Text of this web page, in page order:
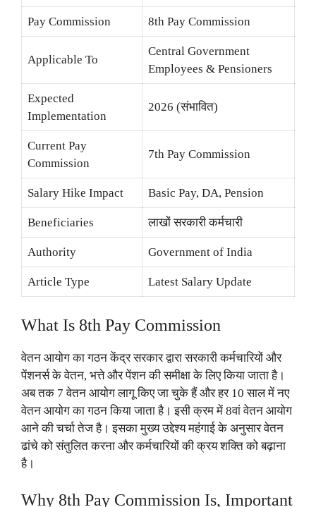
Pay Commission 8th Pay Commission
Applicable To
Central Government
Employees & Pensioners
Expected
Implementation
2026 (संभावित)
Current Pay
Commission
7th Pay Commission
Salary Hike Impact Basic Pay, DA, Pension
Beneficiaries लाखों सरकारी कर्मचारी
Authority Government of India
Article Type Latest Salary Update
What Is 8th Pay Commission
वेतन आयोग का गठन केंद्र सरकार द्वारा सरकारी कर्मचारियों और
पेंशनर्स के वेतन, भत्ते और पेंशन की समीक्षा के लिए किया जाता है।
अब तक 7 वेतन आयोग लागू किए जा चुके हैं और हर 10 साल में नए
वेतन आयोग का गठन किया जाता है। इसी क्रम में 8वां वेतन आयोग
आने की चर्चा तेज है। इसका मुख्य उद्देश्य महंगाई के अनुसार वेतन
ढांचे को संतुलित करना और कर्मचारियों की क्रय शक्ति को बढ़ाना
है।
Why 8th Pay Commission Is, Important